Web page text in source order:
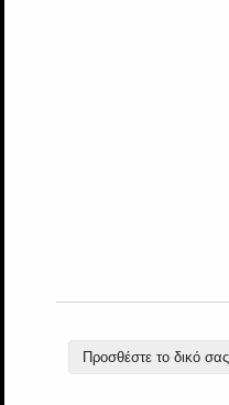
Προσθέστε το δικό